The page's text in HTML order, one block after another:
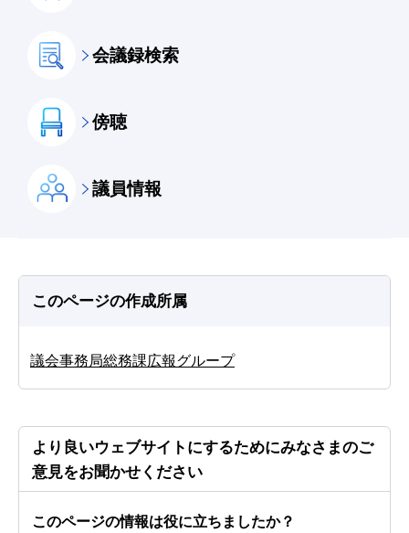
会議録検索
傍聴
議員情報
このページの作成所属
議会事務局総務課広報グループ
より良いウェブサイトにするためにみなさまのご
意見をお聞かせください
このページの情報は役に立ちましたか？